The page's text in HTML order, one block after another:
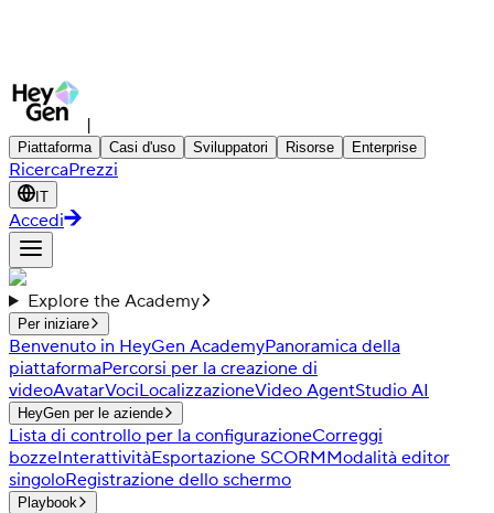
|
Piattaforma Casi d'uso Sviluppatori Risorse Enterprise
RicercaPrezzi
IT
Accedi
Explore the Academy
Per iniziare
Benvenuto in HeyGen AcademyPanoramica della
piattaformaPercorsi per la creazione di
videoAvatarVociLocalizzazioneVideo AgentStudio AI
HeyGen per le aziende
Lista di controllo per la configurazioneCorreggi
bozzeInterattivitàEsportazione SCORMModalità editor
singoloRegistrazione dello schermo
Playbook